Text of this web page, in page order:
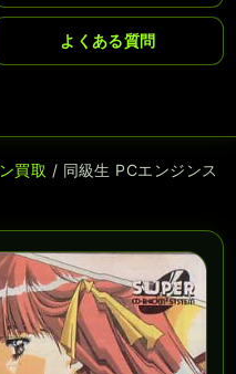
よくある質問
買取 / 同級生 PCエンジンス